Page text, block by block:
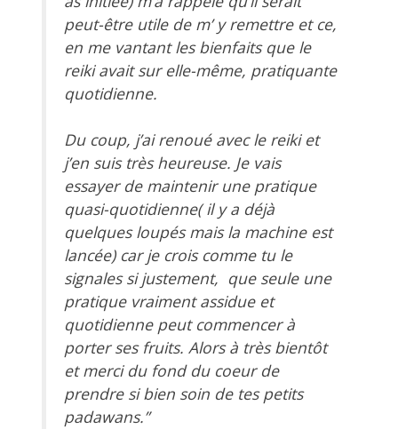
peut-être utile de m’ y remettre et ce,
en me vantant les bienfaits que le
reiki avait sur elle-même, pratiquante
quotidienne.
Du coup, j’ai renoué avec le reiki et
j’en suis très heureuse. Je vais
essayer de maintenir une pratique
quasi-quotidienne( il y a déjà
quelques loupés mais la machine est
lancée) car je crois comme tu le
signales si justement, que seule une
pratique vraiment assidue et
quotidienne peut commencer à
porter ses fruits. Alors à très bientôt
et merci du fond du coeur de
prendre si bien soin de tes petits
padawans.”